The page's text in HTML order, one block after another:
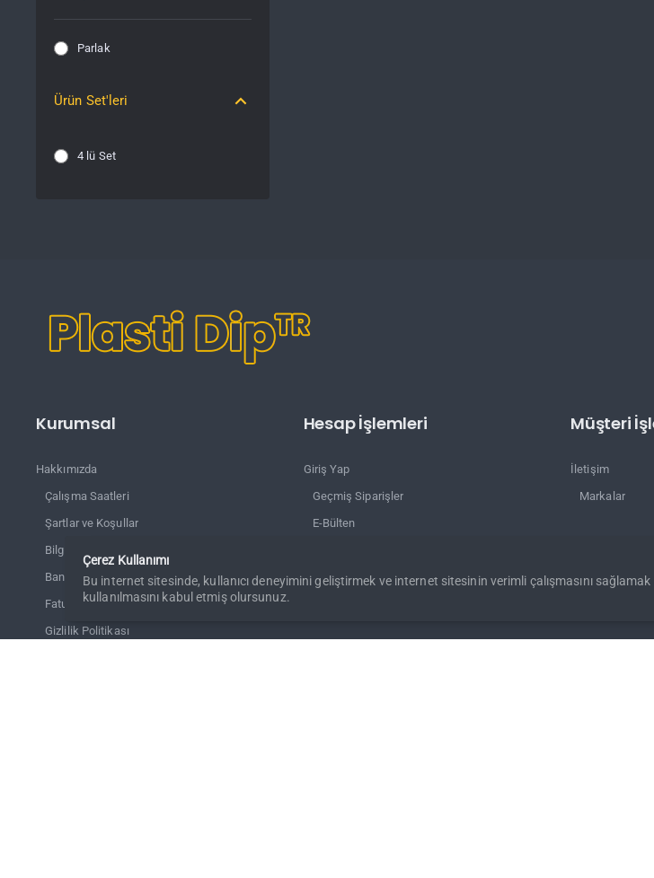
Çerez Kullanımı
Bu internet sitesinde, kullanıcı deneyimini geliştirmek ve internet sitesinin verimli çalışmasını
kullanılmasını kabul etmiş olursunuz.
Parlak
Ürün Set'leri
4 lü Set
Kurumsal
Hakkımızda
Çalışma Saatleri
Şartlar ve Koşullar
Bilgilerinizin Gizliliği (KVKK)
Banka Hesap / IBAN Bilgilerimiz
Fatura ve Kargo Bilgileri
Gizlilik Politikası
Hesap İşlemleri
Giriş Yap
Geçmiş Siparişler
E-Bülten
Müşteri
İletişim
Markalar